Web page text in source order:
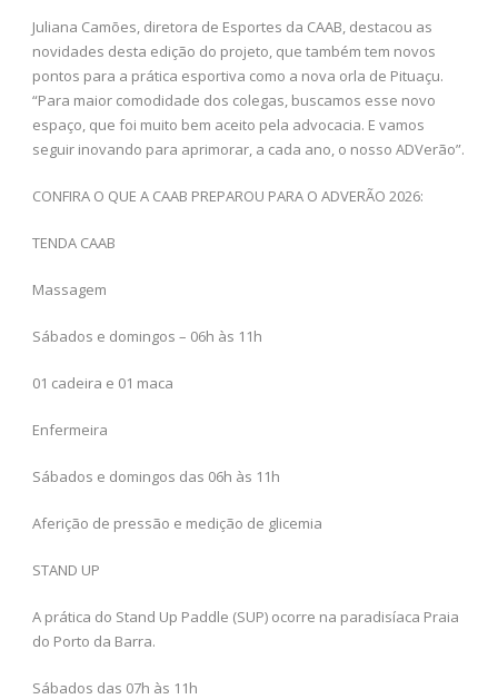
Juliana Camões, diretora de Esportes da CAAB, destacou as
novidades desta edição do projeto, que também tem novos
pontos para a prática esportiva como a nova orla de Pituaçu.
“Para maior comodidade dos colegas, buscamos esse novo
espaço, que foi muito bem aceito pela advocacia. E vamos
seguir inovando para aprimorar, a cada ano, o nosso ADVerão”.
CONFIRA O QUE A CAAB PREPAROU PARA O ADVERÃO 2026:
TENDA CAAB
Massagem
Sábados e domingos – 06h às 11h
01 cadeira e 01 maca
Enfermeira
Sábados e domingos das 06h às 11h
Aferição de pressão e medição de glicemia
STAND UP
A prática do Stand Up Paddle (SUP) ocorre na paradisíaca Praia
do Porto da Barra.
Sábados das 07h às 11h